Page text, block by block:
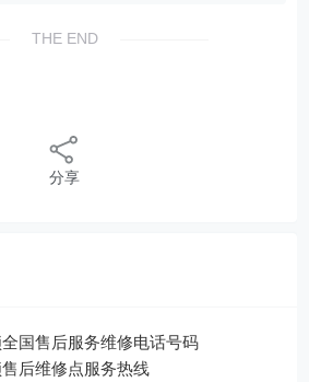
THE END
分享
国售后服务维修电话号码
后维修点服务热线